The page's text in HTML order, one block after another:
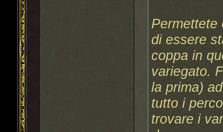
Permettete
di essere
coppa in
variegato.
la prima)
tutto i
trovare i